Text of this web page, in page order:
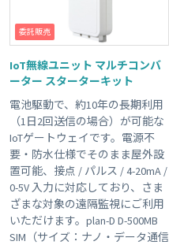
委託販売
IoT無線ユニット マルチコンバ
ーター スターターキット
電池駆動で、約10年の長期利用
（1日2回送信の場合）が可能な
IoTゲートウェイです。電源不
要・防水仕様でそのまま屋外設
置可能、接点 / パルス / 4-20mA /
0-5V 入力に対応しており、さま
ざまな対象の遠隔監視にご利用
いただけます。plan-D D-500MB
SIM（サイズ：ナノ・データ通信